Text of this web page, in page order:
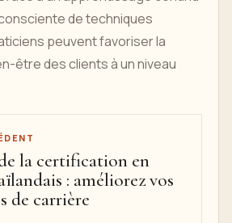
de techniques
peuvent favoriser la
être des clients à un niveau
la certification en
: améliorez vos
de carrière